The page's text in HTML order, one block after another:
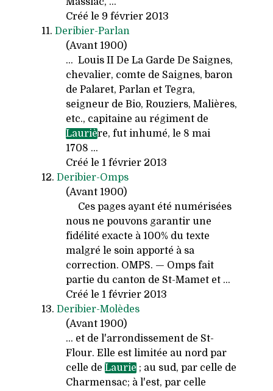
Créé le 9 février 2013
11. Deribier-Parlan
(Avant 1900)
... Louis II De La Garde De Saignes,
chevalier, comte de Saignes, baron
de Palaret, Parlan et Tegra,
seigneur de Bio, Rouziers, Malières,
etc., capitaine au régiment de
Laurière, fut inhumé, le 8 mai
1708 ...
Créé le 1 février 2013
12. Deribier-Omps
(Avant 1900)
Ces pages ayant été numérisées
nous ne pouvons garantir une
fidélité exacte à 100% du texte
malgré le soin apporté à sa
correction. OMPS. — Omps fait
partie du canton de St-Mamet et ...
Créé le 1 février 2013
13. Deribier-Molèdes
(Avant 1900)
... et de l'arrondissement de St-
Flour. Elle est limitée au nord par
celle de Laurie ; au sud, par celle de
Charmensac; à l'est, par celle